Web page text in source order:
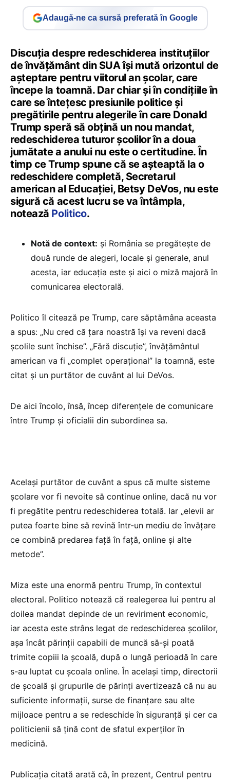
Adaugă-ne ca sursă preferată în Google
Discuția despre redeschiderea instituțiilor
de învățământ din SUA își mută orizontul de
așteptare pentru viitorul an școlar, care
începe la toamnă. Dar chiar și în condițiile în
care se întețesc presiunile politice și
pregătirile pentru alegerile în care Donald
Trump speră să obțină un nou mandat,
redeschiderea tuturor școlilor în a doua
jumătate a anului nu este o certitudine. În
timp ce Trump spune că se așteaptă la o
redeschidere completă, Secretarul
american al Educației, Betsy DeVos, nu este
sigură că acest lucru se va întâmpla,
notează Politico.
Notă de context: și România se pregătește de
două runde de alegeri, locale și generale, anul
acesta, iar educația este și aici o miză majoră în
comunicarea electorală.
Politico îl citează pe Trump, care săptămâna aceasta
a spus: „Nu cred că țara noastră își va reveni dacă
școlile sunt închise”. „Fără discuție”, învățământul
american va fi „complet operațional” la toamnă, este
citat și un purtător de cuvânt al lui DeVos.
De aici încolo, însă, încep diferențele de comunicare
între Trump și oficialii din subordinea sa.
Același purtător de cuvânt a spus că multe sisteme
școlare vor fi nevoite să continue online, dacă nu vor
fi pregătite pentru redeschiderea totală. Iar „elevii ar
putea foarte bine să revină într-un mediu de învățare
ce combină predarea față în față, online și alte
metode”.
Miza este una enormă pentru Trump, în contextul
electoral. Politico notează că realegerea lui pentru al
doilea mandat depinde de un reviriment economic,
iar acesta este strâns legat de redeschiderea școlilor,
așa încât părinții capabili de muncă să-și poată
trimite copiii la școală, după o lungă perioadă în care
s-au luptat cu școala online. În același timp, directorii
de școală și grupurile de părinți avertizează că nu au
suficiente informații, surse de finanțare sau alte
mijloace pentru a se redeschide în siguranță și cer ca
politicienii să țină cont de sfatul experților în
medicină.
Publicația citată arată că, în prezent, Centrul pentru